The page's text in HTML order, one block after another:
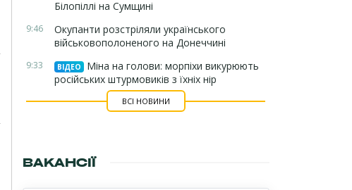
Білопіллі на Сумщині
9:46
Окупанти розстріляли українського
військовополоненого на Донеччині
9:33 ВІДЕО
Міна на голови: морпіхи викурюють
російських штурмовиків з їхніх нір
ВСІ НОВИНИ
ВАКАНСІЇ